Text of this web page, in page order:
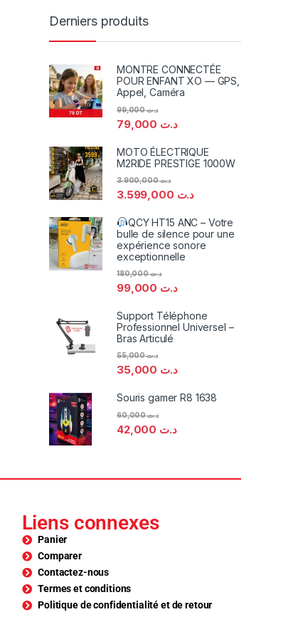
Derniers produits
MONTRE CONNECTÉE
POUR ENFANT XO — GPS,
Appel, Caméra
د.ت
د.ت99,000
MOTO ÉLECTRIQUE
M2RIDE PRESTIGE 1000W
د.ت
د.ت3.900,000
QCY HT15 ANC – Votre
bulle de silence pour une
expérience sonore
exceptionnelle
د.ت
د.ت180,000
Support Téléphone
Professionnel Universel –
Bras Articulé
د.ت
د.ت55,000
Souris gamer R8 1638
د.ت
د.ت60,000
Liens connexes
Panier
Comparer
Contactez-nous
Termes et conditions
Politique de confidentialité et de retour